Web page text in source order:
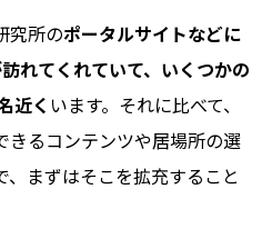
究所のポータルサイトなどに
れてくれていて、いくつかの
近く います。それに比べて、
きるコンテンツや居場所の選
まずはそこを拡充すること